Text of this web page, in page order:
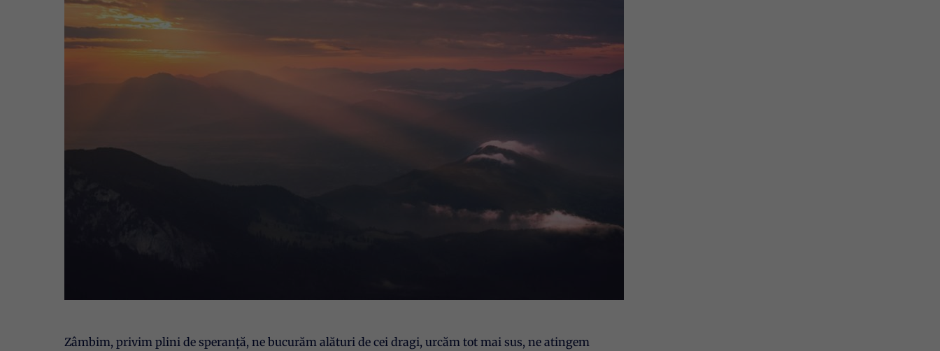
Zâmbim, privim plini de speranță, ne bucurăm alături de cei dragi, urcăm tot mai sus, ne atingem